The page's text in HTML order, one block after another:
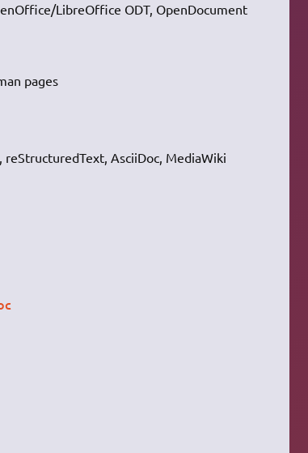
LibreOffice ODT, OpenDocument
pages
AsciiDoc, MediaWiki